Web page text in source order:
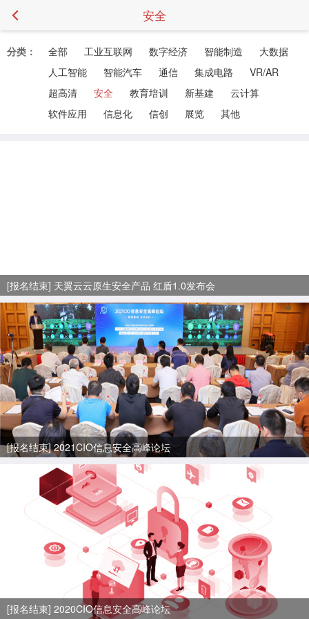
安全
分类： 全部 工业互联网 数字经济 智能制造
大数据
人工智能
智能汽车 通信 集成电路
VR/AR
超高清
安全 教育培训 新基建
云计算
软件应用
信息化 信创 展览 其他
[报名结束] 天翼云云原生安全产品 红盾1.0发布会
[报名结束] 2021CIO信息安全高峰论坛
[报名结束] 2020CIO信息安全高峰论坛